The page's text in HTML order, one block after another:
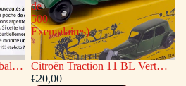
de
500
Exemplaires)
Citroën Traction 11 BL Vert
(Série de 500 Exemplaires)
€20,00